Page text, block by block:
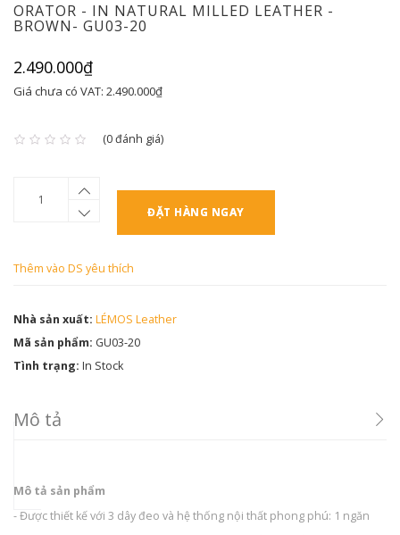
ORATOR - IN NATURAL MILLED LEATHER -
BROWN- GU03-20
2.490.000₫
Giá chưa có VAT: 2.490.000₫
(0 đánh giá)
ĐẶT HÀNG NGAY
Thêm vào DS yêu thích
Nhà sản xuất: LÉMOS Leather
Mã sản phẩm: GU03-20
Tình trạng: In Stock
Mô tả
Mô tả sản phẩm
- Được thiết kế với 3 dây đeo và hệ thống nội thất phong phú: 1 ngăn